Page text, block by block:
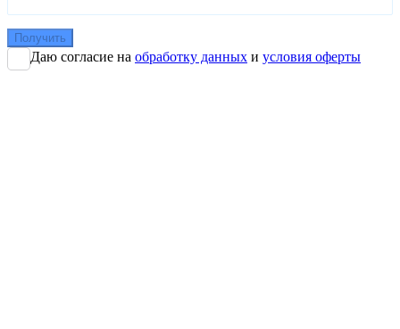
Получить
Даю согласие на обработку данных и условия оферты